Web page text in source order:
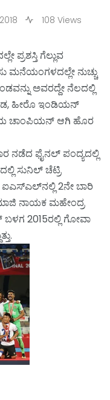
108 Views
ಪ್ರಶಸ್ತಿ ಗೆಲ್ಲುವ
ನುಚ್ಚು
ಅವರದ್ದೇ ನೆಲದಲ್ಲಿ
ಹೀರೊ ಇಂಡಿಯನ್
ಚಾಂಪಿಯನ್ ಆಗಿ ಹೊರ
ನಡೆದ ಫೈನಲ್ ಪಂದ್ಯದಲ್ಲಿ
ಸುನಿಲ್ ಚೆಟ್ರಿ
2ನೇ ಬಾರಿ
ಮಾಜಿ ನಾಯಕ ಮಹೇಂದ್ರ
2015ರಲ್ಲಿ ಗೋವಾ